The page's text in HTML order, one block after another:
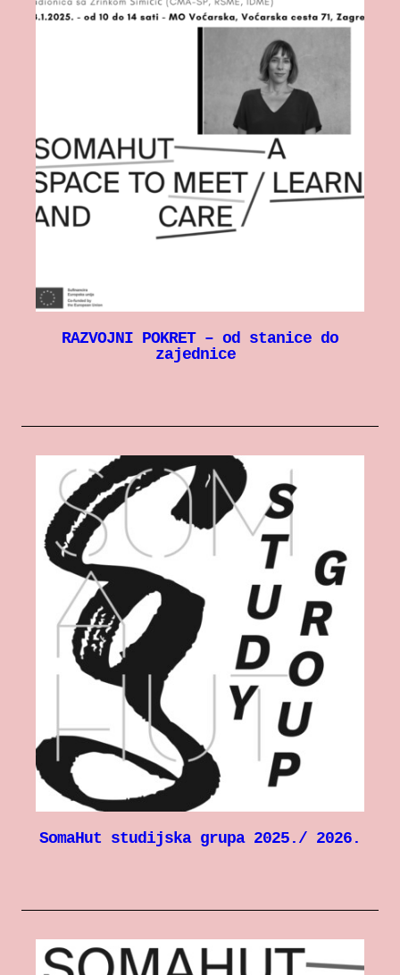
RAZVOJNI POKRET – od stanice do
zajednice
SomaHut studijska grupa 2025./ 2026.